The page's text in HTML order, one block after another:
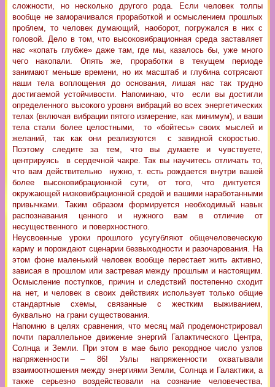
сложности, но несколько другого рода. Если человек толпы
вообще не заморачивался проработкой и осмыслением прошлых
проблем, то человек думающий, наоборот, погружался в них с
головой. Дело в том, что высоковибрационная среда заставляет
нас «копать глубже» даже там, где мы, казалось бы, уже много
чего накопали. Опять же, проработки в текущем периоде
занимают меньше времени, но их масштаб и глубина сотрясают
наши тела воплощения до основания, лишая нас так трудно
достигаемой устойчивости. Напоминаю, что если вы достигли
определенного высокого уровня вибраций во всех энергетических
телах (включая вибрации пятого измерение, как минимум), и ваши
тела стали более целостными, то «бойтесь» своих мыслей и
желаний, так как они реализуются с завидной скоростью.
Поэтому следите за тем, что вы думаете и чувствуете,
центрируясь в сердечной чакре. Так вы научитесь отличать то,
что вам действительно нужно, т. есть рождается внутри вашей
более высоковибрационной сути, от того, что диктуется
окружающей низковибрационной средой и вашими наработанными
привычками. Таким образом формируется необходимый навык
распознавания ценного и нужного вам в отличие от
несущественного и поверхностного.
Неусвоенные уроки прошлого усугубляют общечеловеческую
карму и порождают сценарии безвыходности и разочарования. На
этом фоне маленький человек вообще перестает жить активно,
зависая в прошлом или застревая между прошлым и настоящим.
Осмысление поступков, причин и следствий постепенно сходит
на нет, и человек в своих действиях использует только общие
стандартные схемы, связанные с жестким выживанием,
буквально на грани существования.
Напомню в целях сравнения, что месяц май продемонстрировал
почти параллельное движение энергий Галактического Центра,
Солнца и Земли. При этом в мае было рекордное число узлов
напряженности – 86! Узлы напряженности охватывали
взаимоотношения между энергиями Земли, Солнца и Галактики, а
также серьезно воздействовали на сознание человечества,